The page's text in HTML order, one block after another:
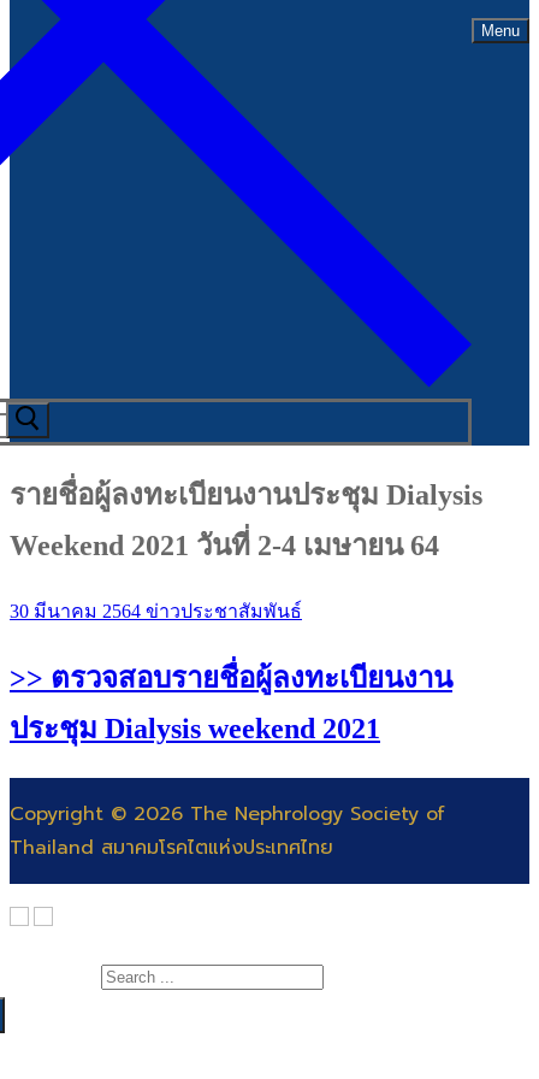
Menu
รายชื่อผู้ลงทะเบียนงานประชุม Dialysis
Weekend 2021 วันที่ 2-4 เมษายน 64
30 มีนาคม 2564 ข่าวประชาสัมพันธ์
>> ตรวจสอบรายชื่อผู้ลงทะเบียนงาน
ประชุม Dialysis weekend 2021
Copyright © 2026 The Nephrology Society of
Thailand สมาคมโรคไตแห่งประเทศไทย